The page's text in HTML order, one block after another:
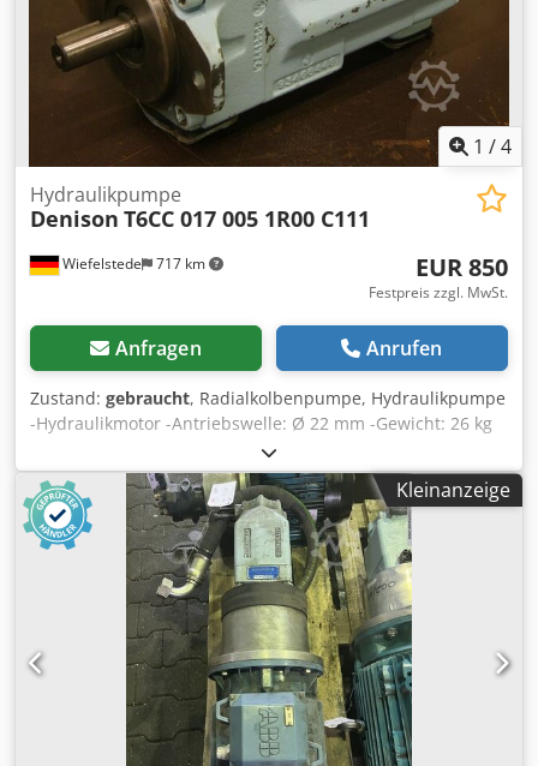
1 /4
Wiefelstede 717 km
Hydraulikpumpe
Denison T6CC 017 005 1R00 C111
EUR 850
Festpreis zzgl. MwSt.
Anfragen Anrufen
Zustand: gebraucht, Radialkolbenpumpe, Hydraulikpumpe
-Hydraulikmotor -Antriebswelle: Ø 22 mm -Gewicht: 26 kg
Dwsdpfx Asb A Iycsc Noa -Abmessungen: 330 x 170 x 180
mm
Kleinanzeige